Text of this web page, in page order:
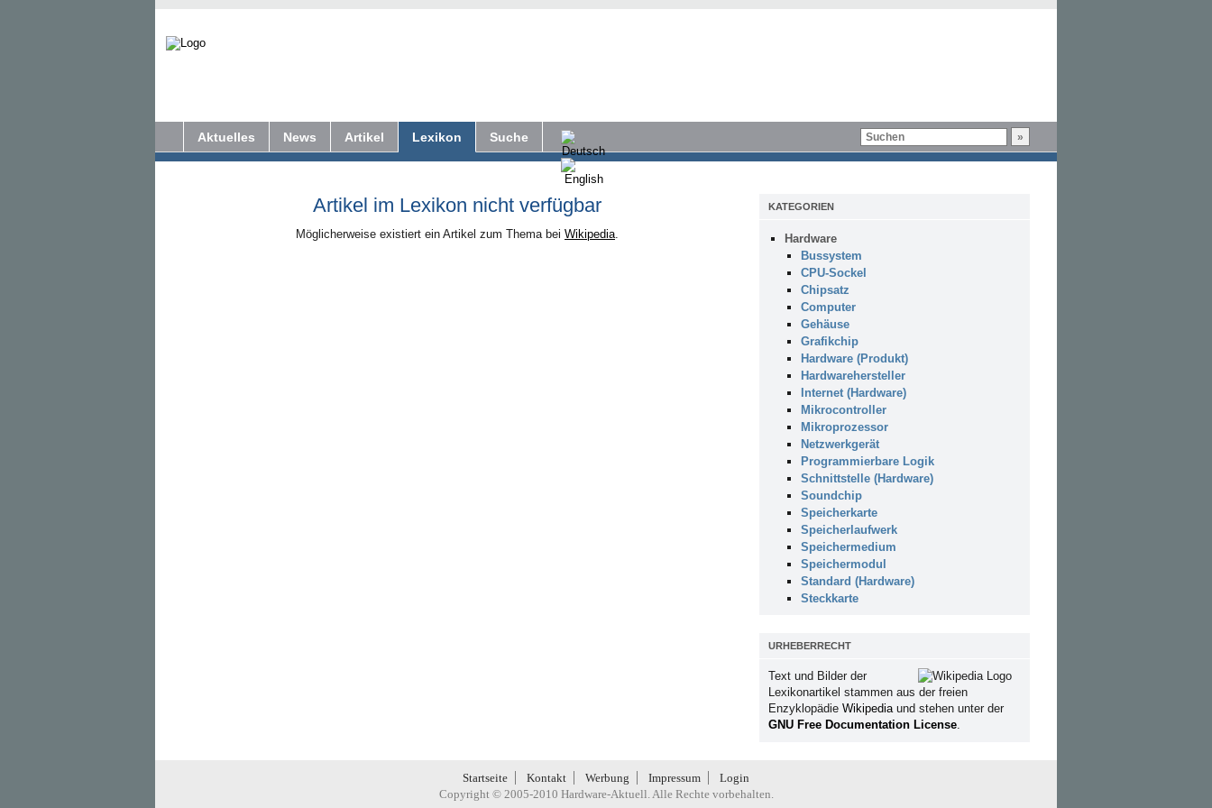
Aktuelles News Artikel Lexikon Suche
Artikel im Lexikon nicht verfügbar
Möglicherweise existiert ein Artikel zum Thema bei Wikipedia.
KATEGORIEN
Hardware
Bussystem
CPU-Sockel
Chipsatz
Computer
Gehäuse
Grafikchip
Hardware (Produkt)
Hardwarehersteller
Internet (Hardware)
Mikrocontroller
Mikroprozessor
Netzwerkgerät
Programmierbare Logik
Schnittstelle (Hardware)
Soundchip
Speicherkarte
Speicherlaufwerk
Speichermedium
Speichermodul
Standard (Hardware)
Steckkarte
URHEBERRECHT
Text und Bilder der
Lexikonartikel stammen aus der freien
Enzyklopädie Wikipediaund stehen unter der
GNU Free Documentation License.
Startseite Kontakt Werbung Impressum
Login
Copyright © 2005-2010 Hardware-Aktuell. Alle Rechte vorbehalten.